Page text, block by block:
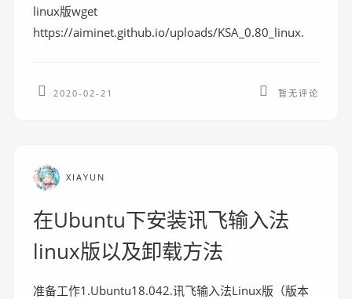
linux版wget
https://aiminet.github.io/uploads/KSA_0.80_linux.
2020-02-21 暂无评论
XIAYUN
在Ubuntu下安装讯飞输入法
linux版以及卸载方法
准备工作1.Ubuntu18.042.讯飞输入法Linux版（版本